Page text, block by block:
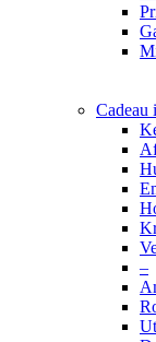
Cadeau
–